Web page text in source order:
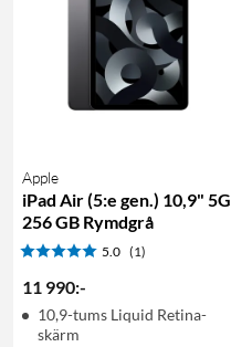
Apple
iPad Air (5:e gen.) 10,9" 5G
256 GB Rymdgrå
5.0 (1)
11 990:-
10,9-tums Liquid Retina-
skärm